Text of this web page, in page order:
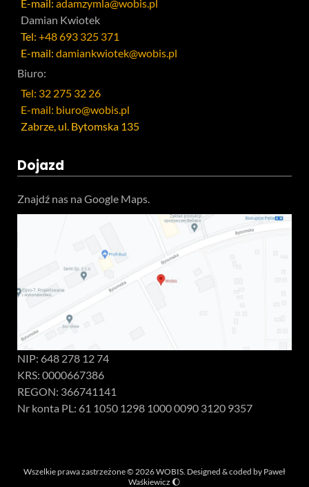
E-mail: adamzymla@wobis.pl
Damian Kwiotek
Tel: +48 693 325 371
E-mail: damiankwiotek@wobis.pl
Biuro:
Tel: 32 275 32 26
E-mail: biuro@wobis.pl
Zabrze, ul. Bytomska 135
Dojazd
Znajdź nas na Google Maps.
NIP: 648 278 12 74
KRS: 0000667386
REGON: 366741141
Nr konta PL: 61 1050 1298 1000 0090 3120 9357
Wszelkie prawa zastrzeżone © 2026 WOBIS. Designed & coded by Paweł
Waśkiewicz 🌔